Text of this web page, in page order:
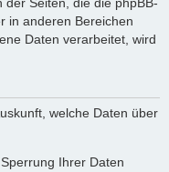
der Seiten, die die phpBB-
in anderen Bereichen
Daten verarbeitet, wird
welche Daten über
Ihrer Daten